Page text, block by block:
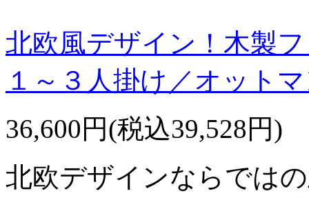
北欧風デザイン！木製
１～３人掛け／オット
36,600円(税込39,528円)
北欧デザインならでは